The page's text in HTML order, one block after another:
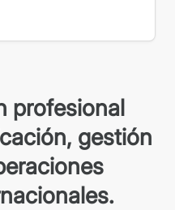
profesional
gestión